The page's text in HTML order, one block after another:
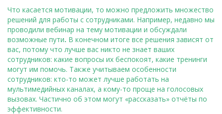
Что касается мотивации, то можно предложить множество
решений для работы с сотрудниками. Например, недавно мы
проводили вебинар на тему мотивации и обсуждали
возможные пути. В конечном итоге все решения зависят от
вас, потому что лучше вас никто не знает ваших
сотрудников: какие вопросы их беспокоят, какие тренинги
могут им помочь. Также учитываем особенности
сотрудников: кто-то может лучше работать на
мультимедийных каналах, а кому-то проще на голосовых
вызовах. Частично об этом могут «рассказать» отчёты по
эффективности.